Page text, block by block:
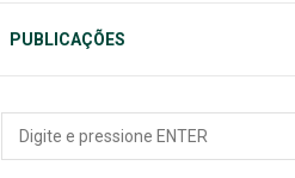
PUBLICAÇÕES